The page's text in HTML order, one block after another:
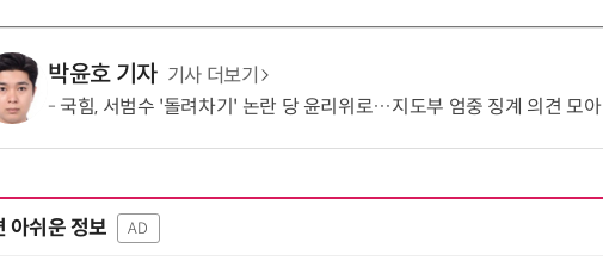
박윤호 기자 기사 더보기
국힘, 서범수 '돌려차기' 논란 당 윤리위로…지도부 엄중 징계 의견 모아
아쉬운 정보 AD